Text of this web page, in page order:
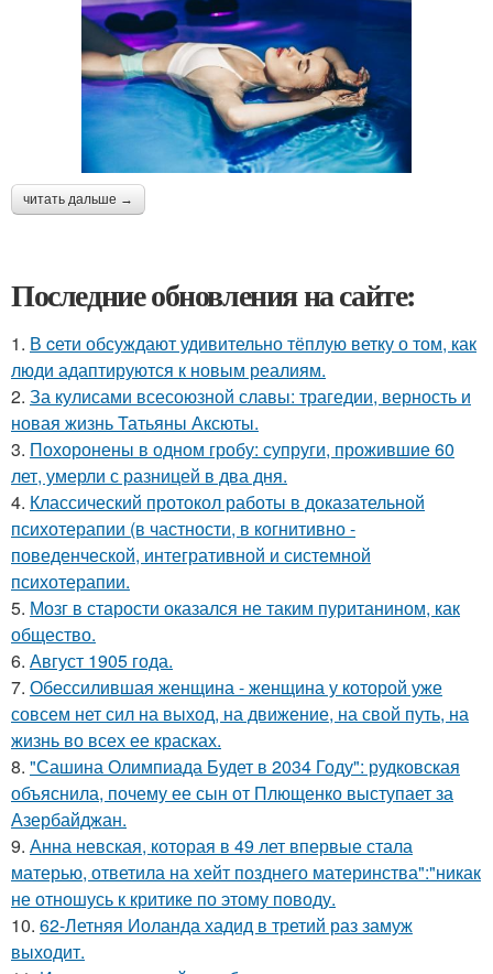
читать дальше →
Последние обновления на сайте:
1. В cети обсуждают удивительно тёплую ветку о том, как
люди адаптируются к новым реалиям.
2. За кулисами всесоюзной славы: трагедии, верность и
новая жизнь Татьяны Аксюты.
3. Похоронены в одном гробу: супруги, прожившие 60
лет, умерли с разницей в два дня.
4. Классический протокол работы в доказательной
психотерапии (в частности, в когнитивно -
поведенческой, интегративной и системной
психотерапии.
5. Мозг в старости оказался не таким пуританином, как
общество.
6. Август 1905 года.
7. Обессилившая женщина - женщина у которой уже
совсем нет сил на выход, на движение, на свой путь, на
жизнь во всех ее красках.
8. "Сашина Олимпиада Будет в 2034 Году": рудковская
объяснила, почему ее сын от Плющенко выступает за
Азербайджан.
9. Анна невская, которая в 49 лет впервые стала
матерью, ответила на хейт позднего материнства":"никак
не отношусь к критике по этому поводу.
10. 62-Летняя Иоланда хадид в третий раз замуж
выходит.